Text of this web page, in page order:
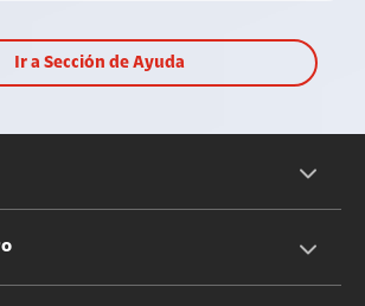
Ir a Sección de Ayuda